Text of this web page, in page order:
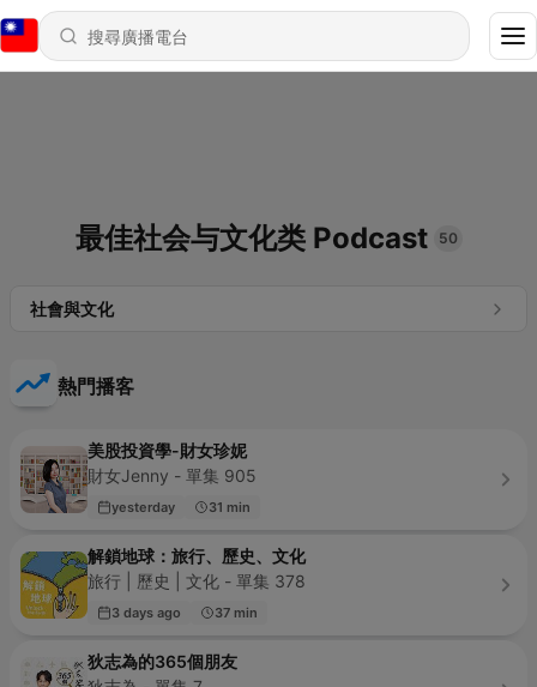
最佳社会与文化类 Podcast 50
社會與文化
熱門播客
美股投資學-財女珍妮
財女Jenny - 單集 905
yesterday 31 min
解鎖地球：旅行、歷史、文化
旅行 | 歷史 | 文化 - 單集 378
3 days ago 37 min
狄志為的365個朋友